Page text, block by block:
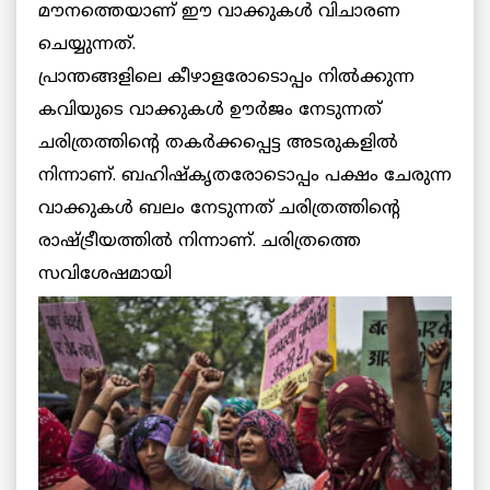
മൗനത്തെയാണ് ഈ വാക്കുകള്‍ വിചാരണ
ചെയ്യുന്നത്.
പ്രാന്തങ്ങളിലെ കീഴാളരോടൊപ്പം നില്‍ക്കുന്ന
കവിയുടെ വാക്കുകള്‍ ഊര്‍ജം നേടുന്നത്
ചരിത്രത്തിന്റെ തകര്‍ക്കപ്പെട്ട അടരുകളില്‍
നിന്നാണ്. ബഹിഷ്‌കൃതരോടൊപ്പം പക്ഷം ചേരുന്ന
വാക്കുകള്‍ ബലം നേടുന്നത് ചരിത്രത്തിന്റെ
രാഷ്ട്രീയത്തില്‍ നിന്നാണ്. ചരിത്രത്തെ
സവിശേഷമായി